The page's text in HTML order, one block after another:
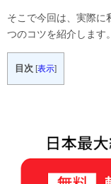
そこで今回は、実際に
つのコツを紹介します。
目次 [表示]